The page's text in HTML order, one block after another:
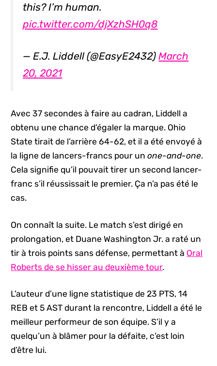
this? I’m human.
pic.twitter.com/djXzhSH0q8
— E.J. Liddell (@EasyE2432)March
20, 2021
Avec 37 secondes à faire au cadran, Liddell a
obtenu une chance d’égaler la marque. Ohio
State tirait de l’arrière 64-62, et il a été envoyé à
la ligne de lancers-francs pour unone-and-one.
Cela signifie qu’il pouvait tirer un second lancer-
franc s’il réussissait le premier. Ça n’a pas été le
cas.
On connaît la suite. Le match s’est dirigé en
prolongation, et Duane Washington Jr. a raté un
tir à trois points sans défense, permettant à Oral
Roberts de se hisser au deuxième tour.
L’auteur d’une ligne statistique de 23 PTS, 14
REB et 5 AST durant la rencontre, Liddell a été le
meilleur performeur de son équipe. S’il y a
quelqu’un à blâmer pour la défaite, c’est loin
d’être lui.